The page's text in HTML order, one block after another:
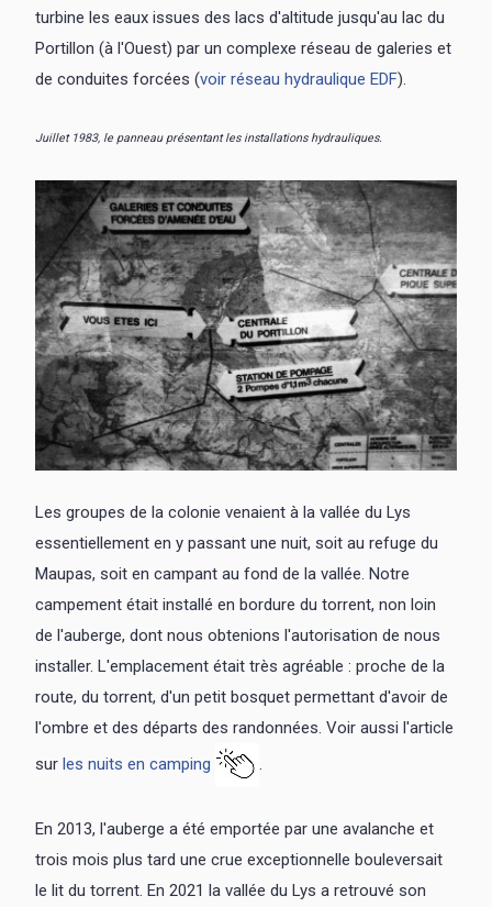
turbine les eaux issues des lacs d'altitude jusqu'au lac du
Portillon (à l'Ouest) par un complexe réseau de galeries et
de conduites forcées (voir réseau hydraulique EDF).
Juillet 1983, le panneau présentant les installations hydrauliques.
Les groupes de la colonie venaient à la vallée du Lys
essentiellement en y passant une nuit, soit au refuge du
Maupas, soit en campant au fond de la vallée. Notre
campement était installé en bordure du torrent, non loin
de l'auberge, dont nous obtenions l'autorisation de nous
installer. L'emplacement était très agréable : proche de la
route, du torrent, d'un petit bosquet permettant d'avoir de
l'ombre et des départs des randonnées. Voir aussi l'article
sur les nuits en camping .
En 2013, l'auberge a été emportée par une avalanche et
trois mois plus tard une crue exceptionnelle bouleversait
le lit du torrent. En 2021 la vallée du Lys a retrouvé son